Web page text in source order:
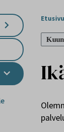
Etusivu